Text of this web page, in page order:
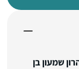
שמעון בן